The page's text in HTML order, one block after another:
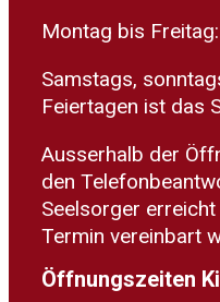
Montag bis
Samstags,
Feiertagen ist das
Ausserhalb der
den
Seelsorger
Termin vereinbart
Öffnungszeiten